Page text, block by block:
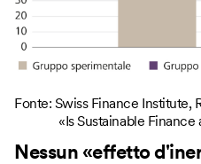
Fonte: Swiss Finance Institute,
«Is Sustainable
Nessun «effetto